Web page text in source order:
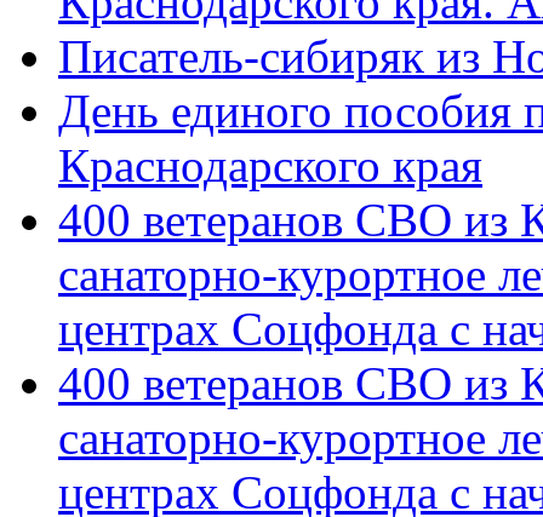
Писатель-сибиряк из
День единого пособия
Краснодарского края
400 ветеранов СВО из
санаторно-курортное
центрах Соцфонда с
400 ветеранов СВО из
санаторно-курортное
центрах Соцфонда с